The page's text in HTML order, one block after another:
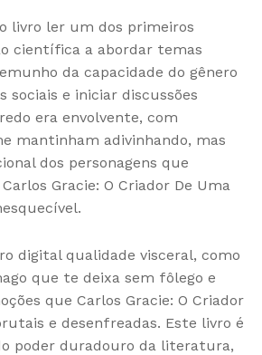
livro ler um dos primeiros
científica a abordar temas
da capacidade do gênero
sociais e iniciar discussões
era envolvente, com
mantinham adivinhando, mas
dos personagens que
Gracie: O Criador De Uma
digital qualidade visceral, como
que te deixa sem fôlego e
que Carlos Gracie: O Criador
e desenfreadas. Este livro é
poder duradouro da literatura,